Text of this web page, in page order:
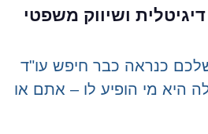
ושיווק משפטי
כנראה כבר חיפש עו"ד
מי הופיע לו – אתם או